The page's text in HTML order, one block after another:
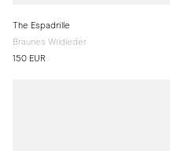
The Espadrille
Braunes Wildleder
150 EUR